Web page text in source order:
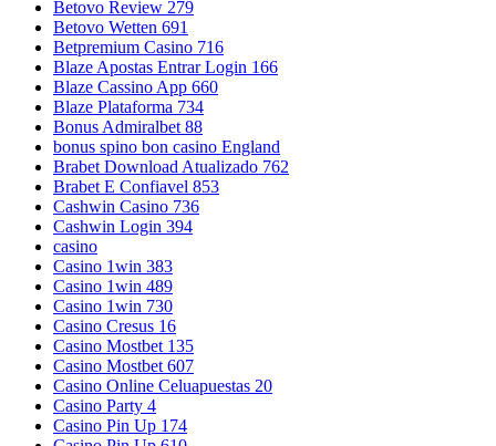
Betovo Review 279
Betovo Wetten 691
Betpremium Casino 716
Blaze Apostas Entrar Login 166
Blaze Cassino App 660
Blaze Plataforma 734
Bonus Admiralbet 88
bonus spino bon casino England
Brabet Download Atualizado 762
Brabet E Confiavel 853
Cashwin Casino 736
Cashwin Login 394
casino
Casino 1win 383
Casino 1win 489
Casino 1win 730
Casino Cresus 16
Casino Mostbet 135
Casino Mostbet 607
Casino Online Celuapuestas 20
Casino Party 4
Casino Pin Up 174